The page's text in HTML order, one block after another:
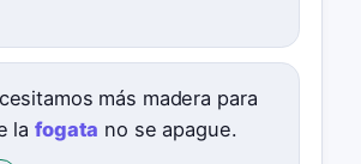
más madera para
lafogata no se apague.